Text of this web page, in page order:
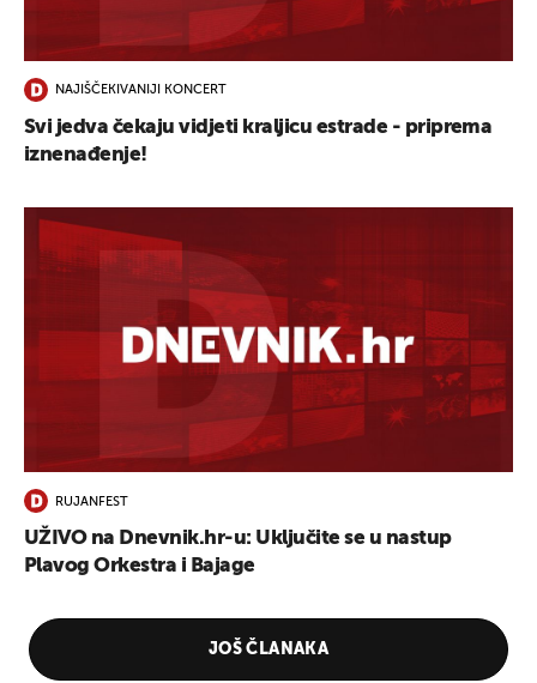
NAJIŠČEKIVANIJI KONCERT
Svi jedva čekaju vidjeti kraljicu estrade - priprema
iznenađenje!
RUJANFEST
UŽIVO na Dnevnik.hr-u: Uključite se u nastup
Plavog Orkestra i Bajage
JOŠ ČLANAKA